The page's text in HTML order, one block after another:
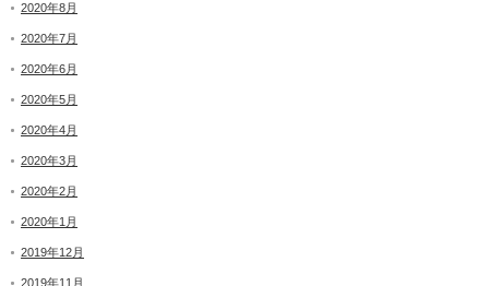
2020年8月
2020年7月
2020年6月
2020年5月
2020年4月
2020年3月
2020年2月
2020年1月
2019年12月
2019年11月